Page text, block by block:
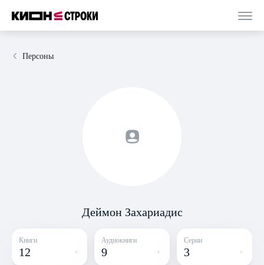
Персоны
Деймон Захариадис
Книги
12
Аудиокниги
9
Серии
3